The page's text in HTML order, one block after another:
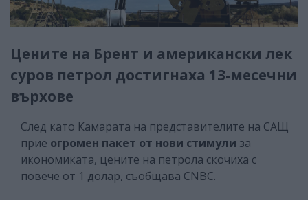
Цените на Брент и американски лек
суров петрол достигнаха 13-месечни
върхове
След като Камарата на представителите на САЩ
прие огромен пакет от нови стимули за
икономиката, цените на петрола скочиха с
повече от 1 долар, съобщава CNBC.